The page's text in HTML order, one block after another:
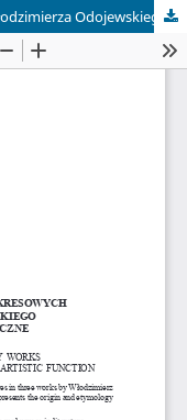
Antroponimy w utworach kresowych Włodzimierza Odojewskiego i ich funkcje artystyczne